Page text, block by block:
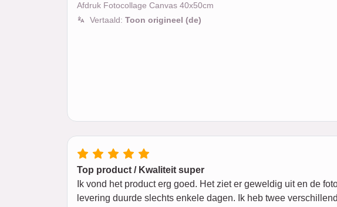
Afdruk Fotocollage Canvas 40x50cm
Vertaald: Toon origineel (de)
Top product / Kwaliteit super
Ik vond het product erg goed. Het ziet er geweldig uit en de
levering duurde slechts enkele dagen. Ik heb twee